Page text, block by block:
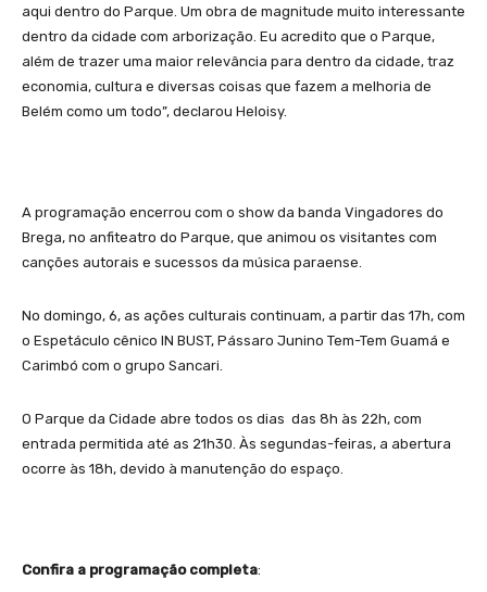
aqui dentro do Parque. Um obra de magnitude muito interessante
dentro da cidade com arborização. Eu acredito que o Parque,
além de trazer uma maior relevância para dentro da cidade, traz
economia, cultura e diversas coisas que fazem a melhoria de
Belém como um todo”, declarou Heloisy.
A programação encerrou com o show da banda Vingadores do
Brega, no anfiteatro do Parque, que animou os visitantes com
canções autorais e sucessos da música paraense.
No domingo, 6, as ações culturais continuam, a partir das 17h, com
o Espetáculo cênico IN BUST, Pássaro Junino Tem-Tem Guamá e
Carimbó com o grupo Sancari.
O Parque da Cidade abre todos os dias das 8h às 22h, com
entrada permitida até as 21h30. Às segundas-feiras, a abertura
ocorre às 18h, devido à manutenção do espaço.
Confira a programação completa: